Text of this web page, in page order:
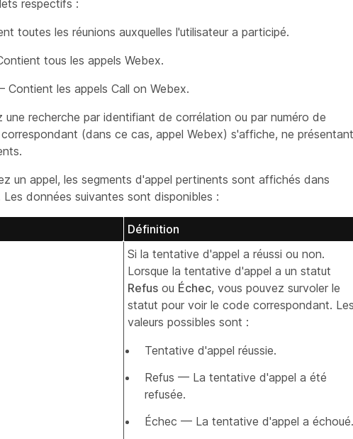
respectifs :
toutes les réunions auxquelles l'utilisateur a participé.
tous les appels Webex.
Contient les appels Call on Webex.
recherche par identifiant de corrélation ou par numéro de
(dans ce cas, appel Webex) s'affiche, ne présentant
un appel, les segments d'appel pertinents sont affichés dans
Les données suivantes sont disponibles :
Définition
Si la tentative d'appel a réussi ou non.
Lorsque la tentative d'appel a un statut
Refus ou Échec, vous pouvez survoler le
statut pour voir le code correspondant. Les
valeurs possibles sont :
Tentative d'appel réussie.
Refus — La tentative d'appel a été
refusée.
Échec — La tentative d'appel a échoué.